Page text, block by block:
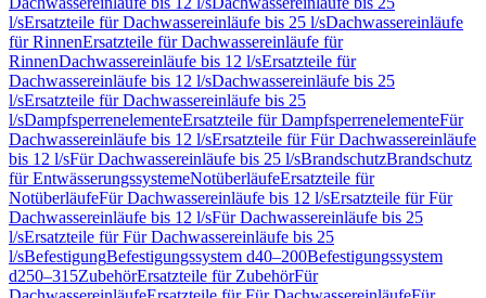
l/sErsatzteile für Dachwassereinläufe bis 25 l/sDachwassereinläufe
für RinnenErsatzteile für Dachwassereinläufe für
RinnenDachwassereinläufe bis 12 l/sErsatzteile für
Dachwassereinläufe bis 12 l/sDachwassereinläufe bis 25
l/sErsatzteile für Dachwassereinläufe bis 25
l/sDampfsperrenelementeErsatzteile für DampfsperrenelementeFür
Dachwassereinläufe bis 12 l/sErsatzteile für Für Dachwassereinläufe
bis 12 l/sFür Dachwassereinläufe bis 25 l/sBrandschutzBrandschutz
für EntwässerungssystemeNotüberläufeErsatzteile für
NotüberläufeFür Dachwassereinläufe bis 12 l/sErsatzteile für Für
Dachwassereinläufe bis 12 l/sFür Dachwassereinläufe bis 25
l/sErsatzteile für Für Dachwassereinläufe bis 25
l/sBefestigungBefestigungssystem d40–200Befestigungssystem
d250–315ZubehörErsatzteile für ZubehörFür